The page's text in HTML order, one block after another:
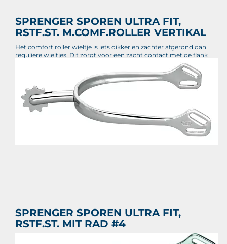
SPRENGER SPOREN ULTRA FIT,
RSTF.ST. M.COMF.ROLLER VERTIKAL
Het comfort roller wieltje is iets dikker en zachter afgerond dan
reguliere wieltjes. Dit zorgt voor een zacht contact met de flank
Prijs per stuk

SPRENGER SPOREN ULTRA FIT,
RSTF.ST. MIT RAD #4